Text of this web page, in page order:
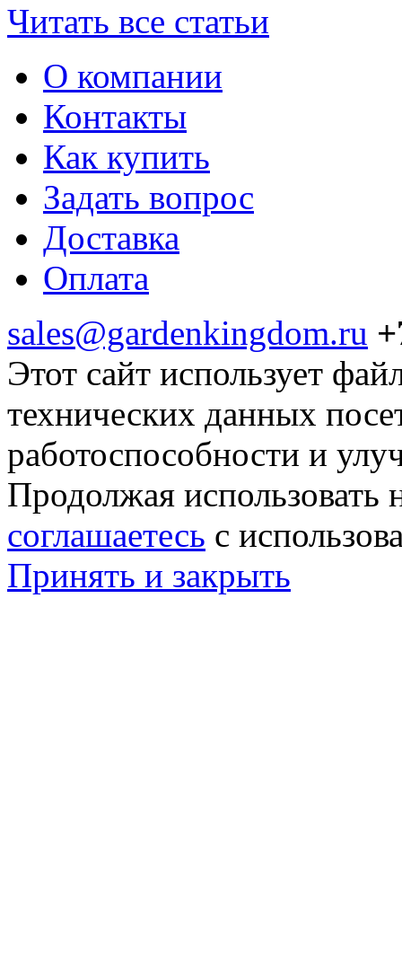
Читать все статьи
О компании
Контакты
Как купить
Задать вопрос
Доставка
Оплата
sales@gardenkingdom.ru
Этот сайт использует
технических данных
работоспособности и
Продолжая использовать
соглашаетесь с
Принять и закрыть